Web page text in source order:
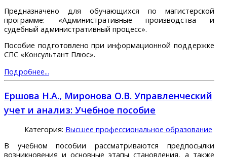
Предназначено для обучающихся по магистерской
программе: «Административные производства и
судебный административный процесс».
Пособие подготовлено при информационной поддержке
СПС «Консультант Плюс».
Подробнее...
Ершова Н.А., Миронова О.В. Управленческий
учет и анализ: Учебное пособие
Категория: Высшее профессиональное образование
В учебном пособии рассматриваются предпосылки
возникновения и основные этапы становления, а также